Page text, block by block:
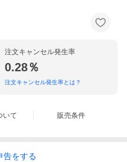
注文キャンセル発生率
0.28％
注文キャンセル発生率とは？
いて 販売条件
告をする